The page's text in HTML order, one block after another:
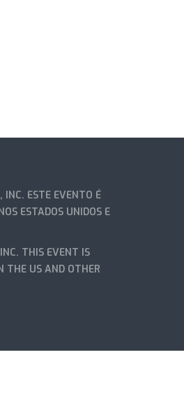
INC. ESTE EVENTO É
ESTADOS UNIDOS E
THIS EVENT IS
THE US AND OTHER